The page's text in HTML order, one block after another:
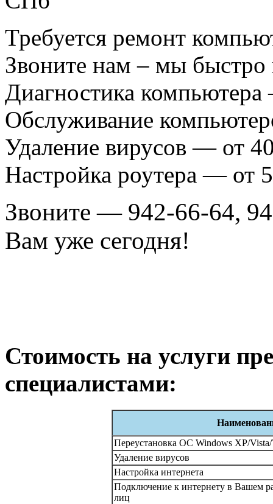
Требуется ремонт
Звоните нам – мы
Диагностика
Обслуживание
Удаление вирусов — от
Настройка роутера — от
Звоните — 942-66-64,
Вам уже сегодня!
Стоимость на услуги
специалистами:
Переустановка ОС Windows XP/Vista/
Удаление вирусов
Настройка интернета
Подключение к интернету в Вашем
лиц